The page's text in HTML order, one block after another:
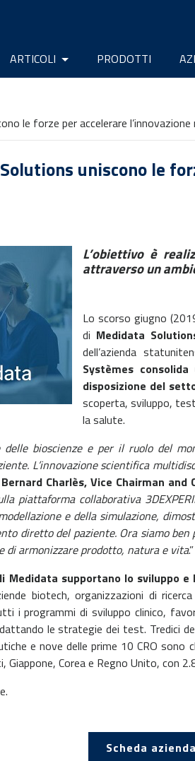
ARTICOLI PRODOTTI
le forze per accelerare
uniscono le
L’obiettivo è
attraverso un
Lo scorso giugno
di Medidata
dell’azienda
Systèmes
disposizione del
scoperta, sviluppo,
la salute.
bioscienze e per il ruolo del
L’innovazione scientifica
Bernard Charlès, Vice Chairman and
piattaforma collaborativa
e della simulazione,
diretto del paziente. Ora siamo
di armonizzare prodotto, natura e vita.”
Medidata supportano lo
biotech, organizzazioni di
i programmi di sviluppo clinico,
le strategie dei test. Tredici
e nove delle prime 10 CRO
Corea e Regno Unito, con
Scheda azienda